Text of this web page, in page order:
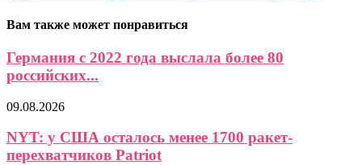
Вам также может понравиться
Германия с 2022 года выслала более 80
российских...
09.08.2026
NYT: у США осталось менее 1700 ракет-
перехватчиков Patriot